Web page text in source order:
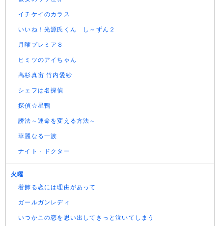
イチケイのカラス
いいね！光源氏くん し～ずん２
月曜プレミア８
ヒミツのアイちゃん
高杉真宙 竹内愛紗
シェフは名探偵
探偵☆星鴨
謗法～運命を変える方法～
華麗なる一族
ナイト・ドクター
火曜
着飾る恋には理由があって
ガールガンレディ
いつかこの恋を思い出してきっと泣いてしまう